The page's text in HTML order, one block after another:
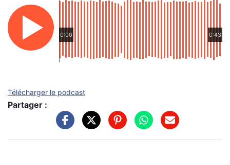
0:00 0:43
Télécharger le podcast
Partager :